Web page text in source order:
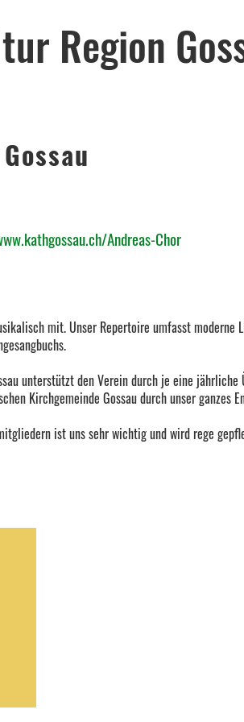
Region
Andreas-Chor
mit. Unser Repertoire umfasst
unterstützt den Verein durch je eine
Kirchgemeinde Gossau durch unser ganzes
ist uns sehr wichtig und wird rege